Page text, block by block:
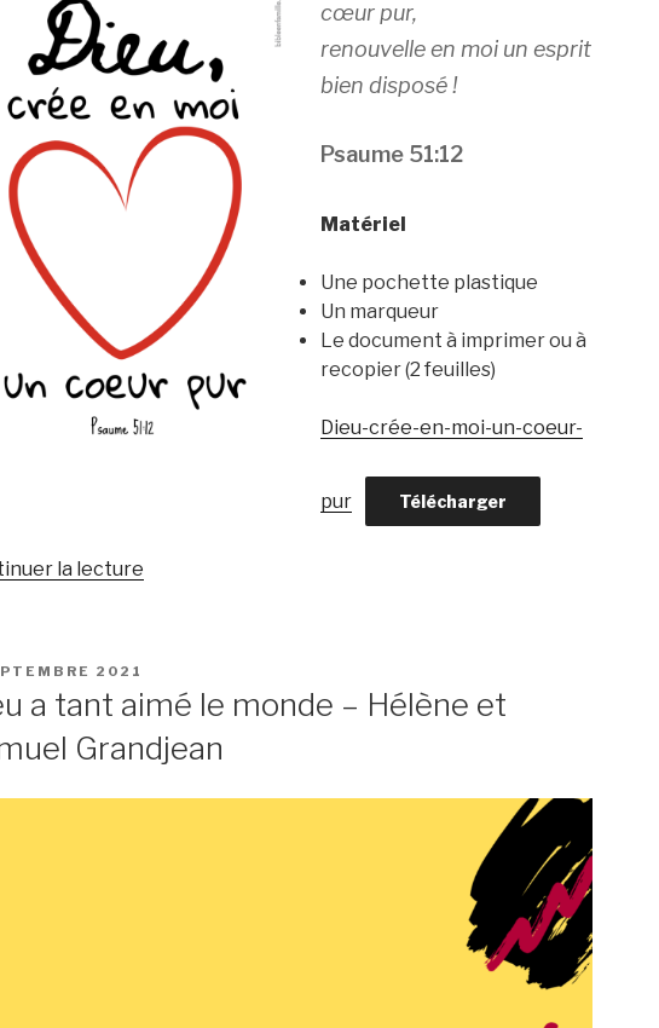
cœur pur,
renouvelle en moi un esprit
bien disposé !
Psaume 51:12
Matériel
Une pochette plastique
Un marqueur
Le document à imprimer ou à
recopier (2 feuilles)
Dieu-crée-en-moi-un-coeur-
pur Télécharger
la lecture
un
coeur
pur
–
2021
a tant aimé le monde – Hélène et
Grandjean